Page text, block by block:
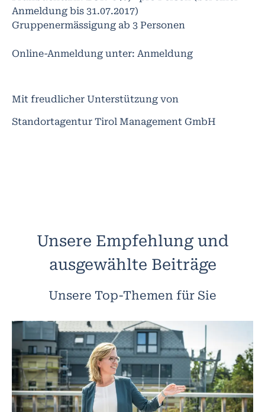
Anmeldung bis 31.07.2017)
Gruppenermässigung ab 3 Personen
Online-Anmeldung unter: Anmeldung
Mit freudlicher Unterstützung von
Standortagentur Tirol Management GmbH
Unsere Empfehlung und
ausgewählte Beiträge
Unsere Top-Themen für Sie